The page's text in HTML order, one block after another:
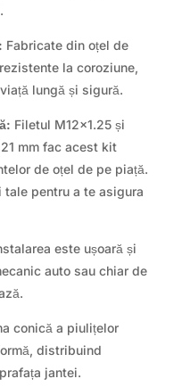
Fabricate din oțel de
la coroziune,
lungă și sigură.
Filetul M12x1.25 și
mm fac acest kit
de oțel de pe piață.
pentru a te asigura
este ușoară și
auto sau chiar de
conică a piulițelor
distribuind
jantei.